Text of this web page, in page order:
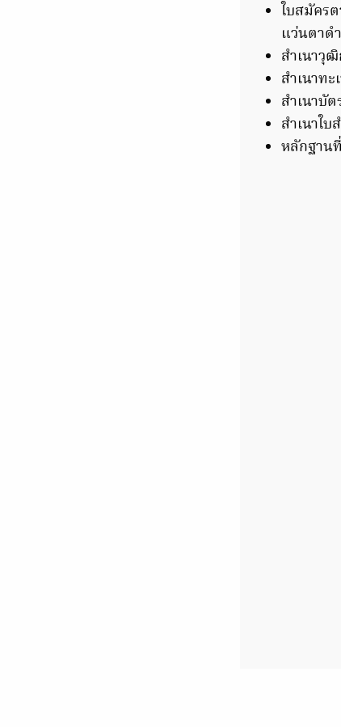
ใบสมัคร
แว่นตาด
สำเนาวุ
สำเนาท
สำเนาบั
สำเนาใ
หลักฐาน